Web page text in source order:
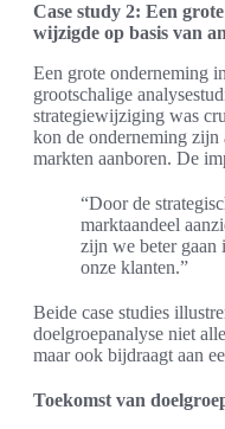
Case study 2: Een
wijzigde op basis van
Een grote onderneming
grootschalige
strategiewijziging was
kon de onderneming zijn
markten aanboren. De
“Door de
marktaandeel
zijn we beter gaan
onze klanten.”
Beide case studies
doelgroepanalyse niet
maar ook bijdraagt aan
Toekomst van